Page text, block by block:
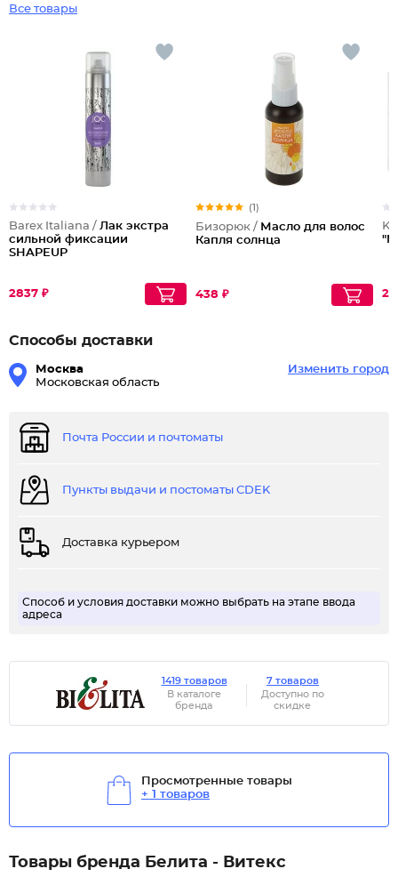
Все товары
Barex Italiana / Лак экстра
сильной фиксации
SHAPEUP
2837 ₽
(1)
Бизорюк / Масло для волос
Капля солнца
438 ₽
Способы доставки
Москва
Московская область
Изменить город
Почта России и почтоматы
Пункты выдачи и постоматы CDEK
Доставка курьером
Способ и условия доставки можно выбрать на этапе ввода
адреса
1419 товаров
В каталоге
бренда
7 товаров
Доступно по
скидке
Просмотренные товары
+ 1 товаров
Товары бренда Белита - Витекс